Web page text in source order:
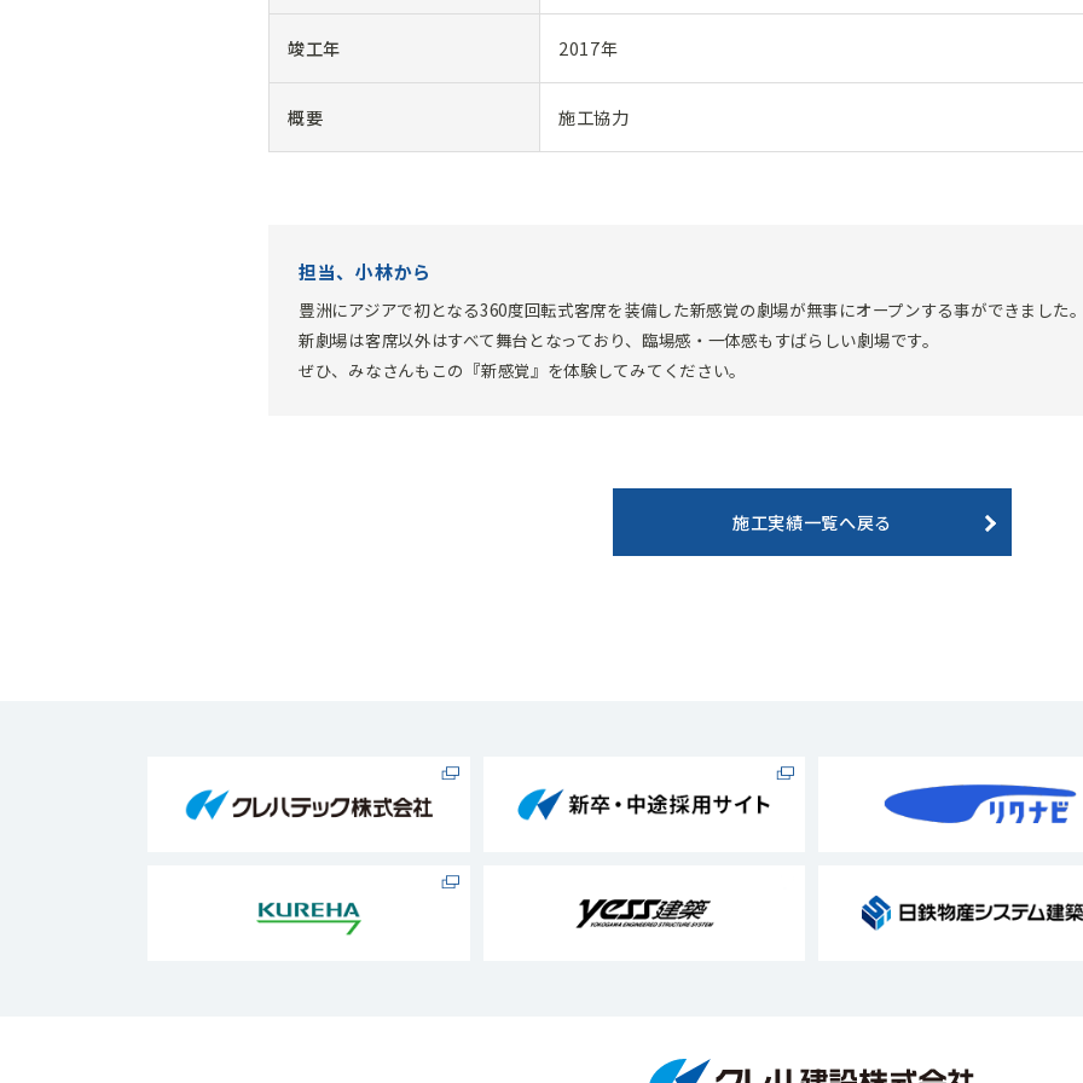
竣工年 2017年
概要 施工協力
担当、小林から
豊洲にアジアで初となる360度回転式客席を装備した新感覚の劇場が無事にオープンする事ができました
新劇場は客席以外はすべて舞台となっており、臨場感・一体感もすばらしい劇場です。
ぜひ、みなさんもこの『新感覚』を体験してみてください。
施工実績一覧へ戻る